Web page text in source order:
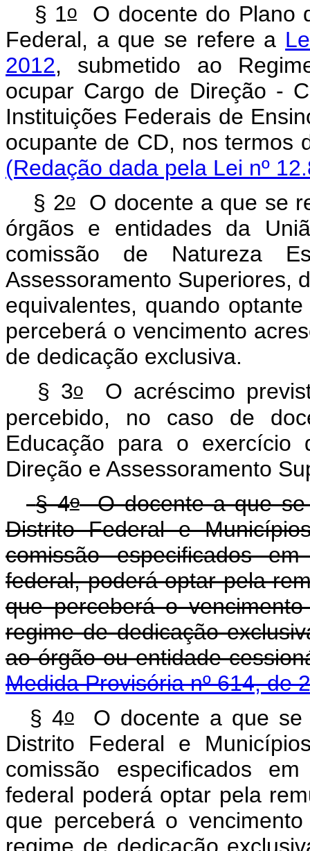
§ 1oO docente do Plano
Federal, a que se refere a
2012, submetido ao
ocupar Cargo de Direção -
Instituições Federais de
ocupante de CD, nos termos
(Redação dada pela Lei nº
§ 2oO docente a que se
órgãos e entidades da
comissão de Natureza
Assessoramento Superiores,
equivalentes, quando
perceberá o vencimento
de dedicação exclusiva.
§ 3oO acréscimo
percebido, no caso de
Educação para o
Direção e Assessoramento
§ 4oO docente a que se
Distrito Federal e
comissão especificados
federal, poderá optar pela
que perceberá o
regime de dedicação
ao órgão ou
Medida Provisória nº 614, de
§ 4oO docente a que se
Distrito Federal e
comissão especificados
federal poderá optar pela
que perceberá o